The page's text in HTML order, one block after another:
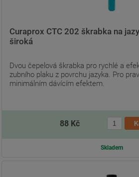
Curaprox CTC 202 škrabka na
široká
Dvou čepelová škrabka pro rychlé a
zubního plaku z povrchu jazyka. Pro
minimálním dávícím efektem.
88 Kč
Skladem